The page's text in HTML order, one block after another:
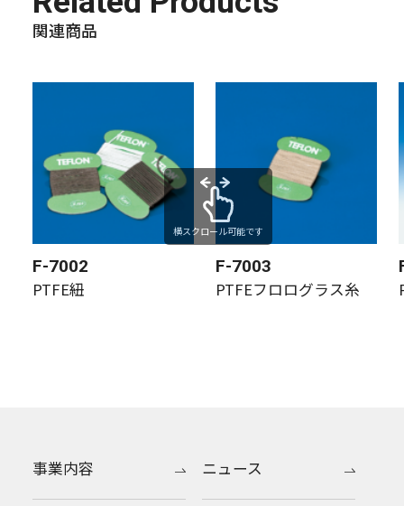
関連商品
F-7002
PTFE紐
F-7003
PTFEフロログラス糸
横スクロール可能です
事業内容 ニュース